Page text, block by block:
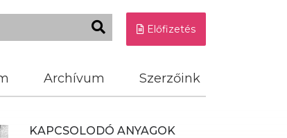
Előfizetés
Archívum Szerzőink
KAPCSOLODÓ ANYAGOK